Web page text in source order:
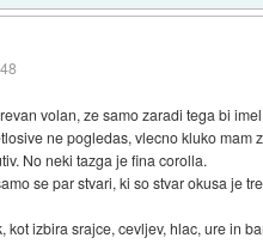
volan, ze samo zaradi tega bi
ne pogledas, vlecno kluko
No neki tazga je fina corolla.
se par stvari, ki so stvar okusa je
kot izbira srajce, cevljev, hlac, ure in